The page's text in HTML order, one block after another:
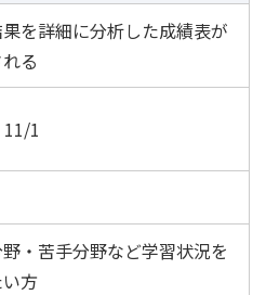
を詳細に分析した成績表が
る
1
・苦手分野など学習状況を
方